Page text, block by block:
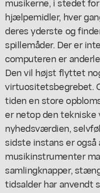
hjælpemidler, hver
deres yderste og
spillemåder. Der er
computeren er
Den vil højst flyttet
virtuositetsbegrebet.
tiden en store
er netop den
nyhedsværdien,
sidste instans er også
musikinstrumenter
samlingknapper,
tidsalder har anvendt